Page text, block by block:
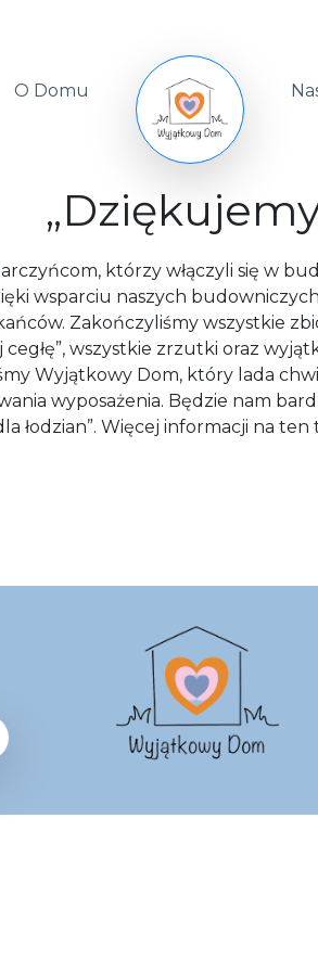
O Domu
którzy włączyli się w
wsparciu naszych
Zakończyliśmy wszystkie
wszystkie zrzutki oraz
Wyjątkowy Dom, który lada
wyposażenia. Będzie nam
łodzian”. Więcej informacji na